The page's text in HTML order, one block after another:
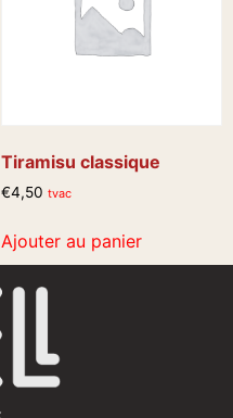
Tiramisu classique
€4,50 tvac
Ajouter au panier